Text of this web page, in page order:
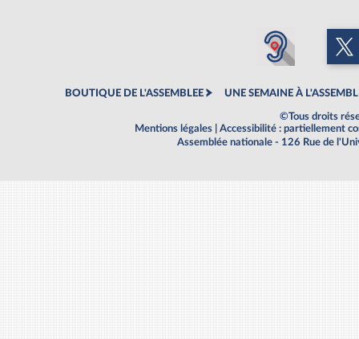
BOUTIQUE DE L'ASSEMBLEE UNE SEMAINE À
©Tous droits
Mentions légales
Accessibilité : partiellement
Assemblée nationale - 126 Rue de